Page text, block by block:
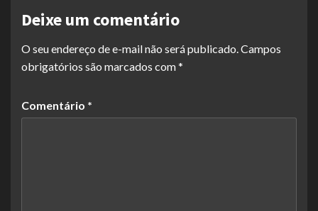
Deixe um comentário
O seu endereço de e-mail não será publicado.Campos
obrigatórios são marcados com*
Comentário *